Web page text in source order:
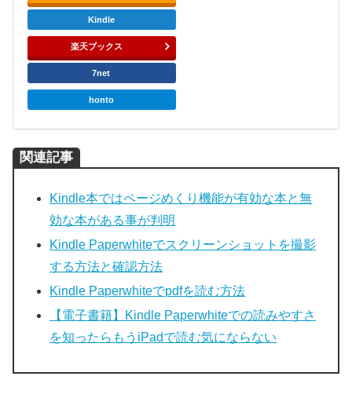
Kindle
楽天ブックス
7net
honto
関連記事
Kindle本ではページめくり機能が有効な本と無
効な本がある事が判明
Kindle Paperwhiteでスクリーンショットを撮影
する方法と確認方法
Kindle Paperwhiteでpdfを読む方法
【電子書籍】Kindle Paperwhiteでの読みやすさ
を知ったらもうiPadで読む気にならない